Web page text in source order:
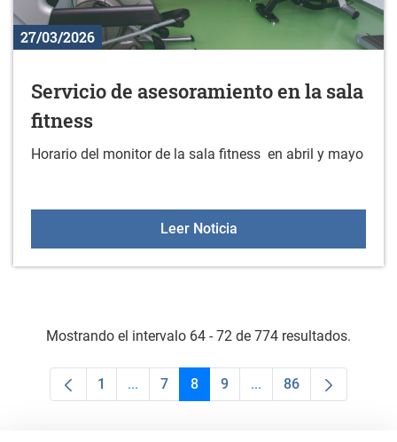
27/03/2026
Servicio de asesoramiento en la sala
fitness
Horario del monitor de la sala fitness en abril y mayo
Leer NoticiaServicio de
Mostrando el intervalo 64 - 72 de 774 resultados.
Página
1 ...Páginas intermedias Use TAB para
Página
7 Página
8 Página
9 ...Páginas intermedias
Página
86